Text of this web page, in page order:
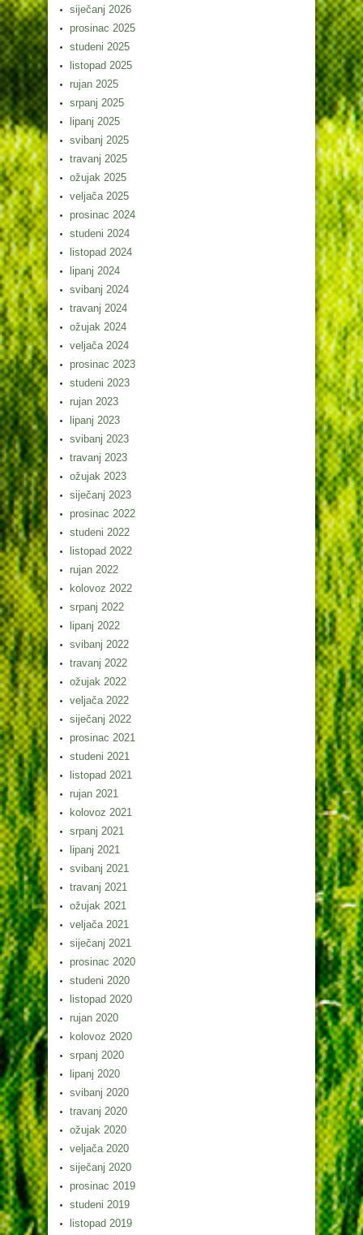
siječanj 2026
prosinac 2025
studeni 2025
listopad 2025
rujan 2025
srpanj 2025
lipanj 2025
svibanj 2025
travanj 2025
ožujak 2025
veljača 2025
prosinac 2024
studeni 2024
listopad 2024
lipanj 2024
svibanj 2024
travanj 2024
ožujak 2024
veljača 2024
prosinac 2023
studeni 2023
rujan 2023
lipanj 2023
svibanj 2023
travanj 2023
ožujak 2023
siječanj 2023
prosinac 2022
studeni 2022
listopad 2022
rujan 2022
kolovoz 2022
srpanj 2022
lipanj 2022
svibanj 2022
travanj 2022
ožujak 2022
veljača 2022
siječanj 2022
prosinac 2021
studeni 2021
listopad 2021
rujan 2021
kolovoz 2021
srpanj 2021
lipanj 2021
svibanj 2021
travanj 2021
ožujak 2021
veljača 2021
siječanj 2021
prosinac 2020
studeni 2020
listopad 2020
rujan 2020
kolovoz 2020
srpanj 2020
lipanj 2020
svibanj 2020
travanj 2020
ožujak 2020
veljača 2020
siječanj 2020
prosinac 2019
studeni 2019
listopad 2019